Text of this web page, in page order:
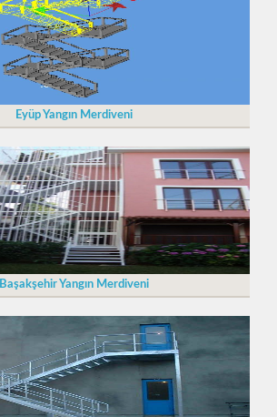
Eyüp Yangın Merdiveni
Başakşehir Yangın Merdiveni